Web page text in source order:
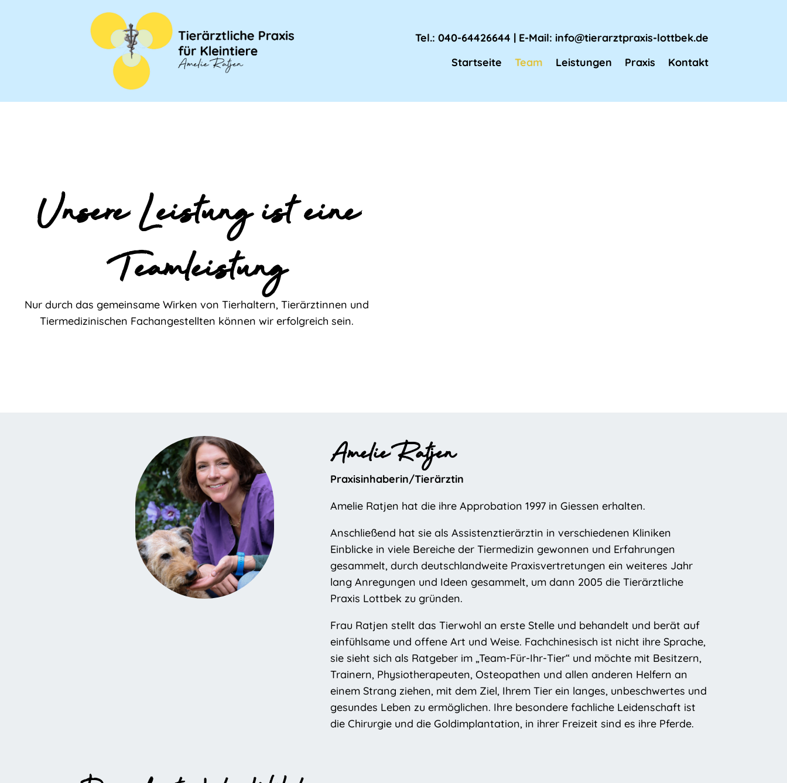
Tel.: 040-64426644 | E-Mail: info@tierarztpraxis-lottbek.de
Startseite
Team Leistungen Praxis Kontakt
Unsere Leistung ist eine
Teamleistung
Nur durch das gemeinsame Wirken von Tierhaltern, Tierärztinnen und
Tiermedizinischen Fachangestellten können wir erfolgreich sein.
Amelie Ratjen
Praxisinhaberin/Tierärztin
Amelie Ratjen hat die ihre Approbation 1997 in Giessen erhalten.
Anschließend hat sie als Assistenztierärztin in verschiedenen Kliniken
Einblicke in viele Bereiche der Tiermedizin gewonnen und Erfahrungen
gesammelt, durch deutschlandweite Praxisvertretungen ein weiteres Jahr
lang Anregungen und Ideen gesammelt, um dann 2005 die Tierärztliche
Praxis Lottbek zu gründen.
Frau Ratjen stellt das Tierwohl an erste Stelle und behandelt und berät auf
einfühlsame und offene Art und Weise. Fachchinesisch ist nicht ihre Sprache,
sie sieht sich als Ratgeber im „Team-Für-Ihr-Tier“ und möchte mit Besitzern,
Trainern, Physiotherapeuten, Osteopathen und allen anderen Helfern an
einem Strang ziehen, mit dem Ziel, Ihrem Tier ein langes, unbeschwertes und
gesundes Leben zu ermöglichen. Ihre besondere fachliche Leidenschaft ist
die Chirurgie und die Goldimplantation, in ihrer Freizeit sind es ihre Pferde.